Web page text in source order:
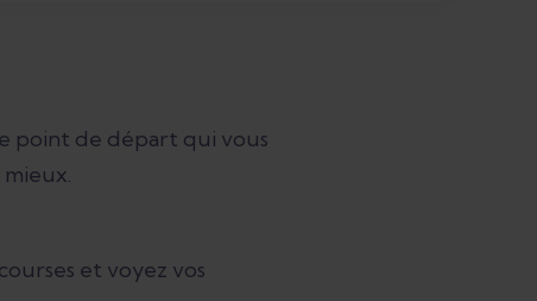
point de départ qui vous
et voyez vos